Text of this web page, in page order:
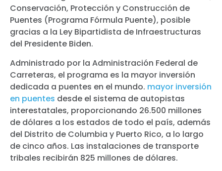
Conservación, Protección y Construcción de
Puentes (Programa Fórmula Puente), posible
gracias a la Ley Bipartidista de Infraestructuras
del Presidente Biden.
Administrado por la Administración Federal de
Carreteras, el programa es la mayor inversión
dedicada a puentes en el mundo. mayor inversión
en puentes desde el sistema de autopistas
interestatales, proporcionando 26.500 millones
de dólares a los estados de todo el país, además
del Distrito de Columbia y Puerto Rico, a lo largo
de cinco años. Las instalaciones de transporte
tribales recibirán 825 millones de dólares.